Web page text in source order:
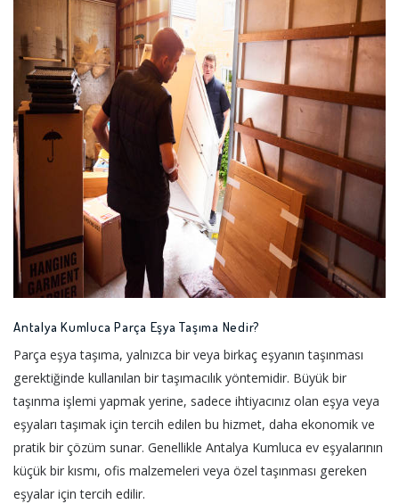
Antalya Kumluca Parça Eşya Taşıma Nedir?
Parça eşya taşıma, yalnızca bir veya birkaç eşyanın taşınması
gerektiğinde kullanılan bir taşımacılık yöntemidir. Büyük bir
taşınma işlemi yapmak yerine, sadece ihtiyacınız olan eşya veya
eşyaları taşımak için tercih edilen bu hizmet, daha ekonomik ve
pratik bir çözüm sunar. Genellikle Antalya Kumluca ev eşyalarının
küçük bir kısmı, ofis malzemeleri veya özel taşınması gereken
eşyalar için tercih edilir.